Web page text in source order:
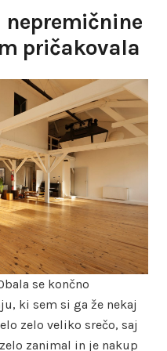
nepremičnine
pričakovala
se končno
ki sem si ga že nekaj
zelo veliko srečo, saj
zanimal in je nakup